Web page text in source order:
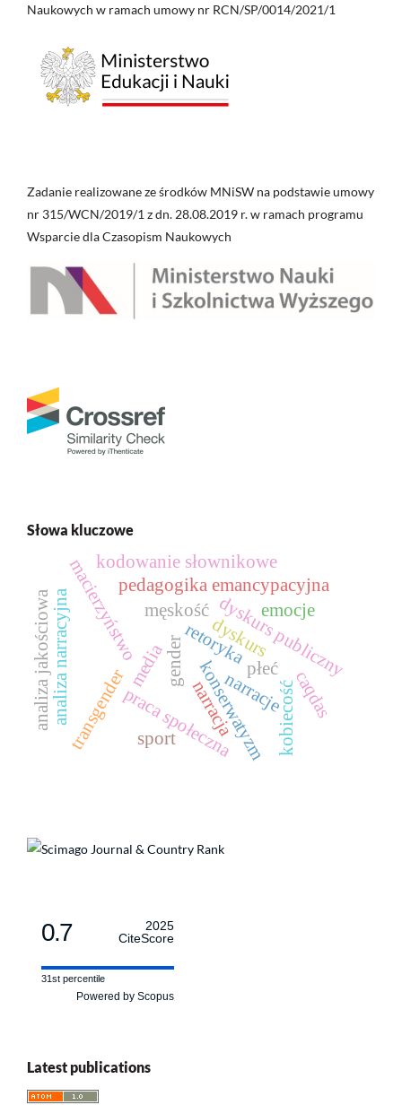
Naukowych w ramach umowy nr RCN/SP/0014/2021/1
Zadanie realizowane ze środków MNiSW na podstawie umowy
nr 315/WCN/2019/1 z dn. 28.08.2019 r. w ramach programu
Wsparcie dla Czasopism Naukowych
Słowa kluczowe
konserwatyzm
dyskurs publiczny
retoryka
narracje
media
narracja
praca społeczna
pedagogika emancypacyjna
męskość
kobiecość
płeć
gender
transgender sport
macierzyństwo dyskurs
analiza narracyjna caqdas
kodowanie słownikowe
analiza jakościowa emocje
0.7
2025
CiteScore
31st percentile
Powered by Scopus
Latest publications